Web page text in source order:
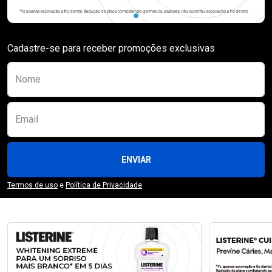
Cadastre-se para receber promoções exclusivas
Nome
Email
ENVIAR
Termos de uso e Política de Privacidade